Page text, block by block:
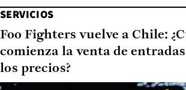
SERVICIOS
Foo Fighters vuelve a Chile:
comienza la venta de
los precios?